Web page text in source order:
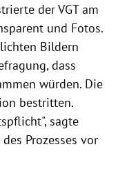
der VGT am
und Fotos.
Bildern
dass
würden. Die
bestritten.
sagte
Prozesses vor